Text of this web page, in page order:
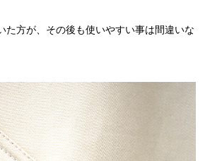
た方が、その後も使いやすい事は間違いな